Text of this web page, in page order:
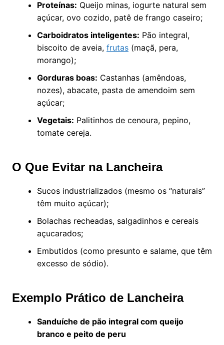
Proteínas: Queijo minas, iogurte natural sem
açúcar, ovo cozido, patê de frango caseiro;
Carboidratos inteligentes: Pão integral,
biscoito de aveia, frutas(maçã, pera,
morango);
Gorduras boas: Castanhas (amêndoas,
nozes), abacate, pasta de amendoim sem
açúcar;
Vegetais: Palitinhos de cenoura, pepino,
tomate cereja.
O Que Evitar na Lancheira
Sucos industrializados (mesmo os “naturais”
têm muito açúcar);
Bolachas recheadas, salgadinhos e cereais
açucarados;
Embutidos (como presunto e salame, que têm
excesso de sódio).
Exemplo Prático de Lancheira
Sanduíche de pão integral com queijo
branco e peito de peru